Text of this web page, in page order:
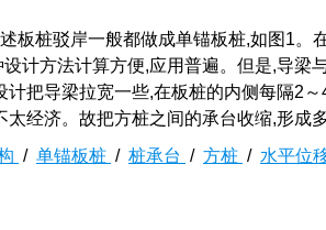
板桩驳岸一般都做成单锚板桩,如图1。
计方法计算方便,应用普遍。但是,导梁
计把导梁拉宽一些,在板桩的内侧每隔2
太经济。故把方桩之间的承台收缩,形成
/ 单锚板桩 / 桩承台 / 方桩 / 水平位